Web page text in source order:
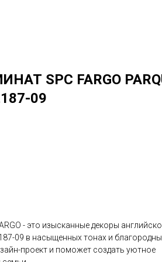
SPC FARGO
09
- это изысканные декоры
09 в насыщенных тонах и
проект и поможет создать уютное